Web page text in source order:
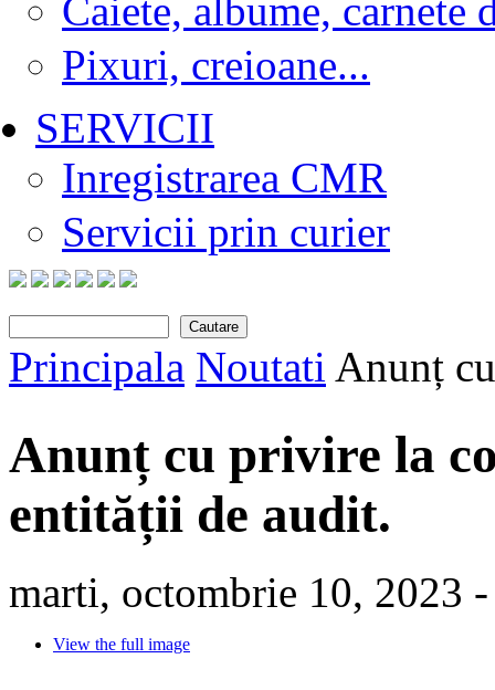
Caiete, albume, carnete
Pixuri, creioane...
SERVICII
Inregistrarea CMR
Servicii prin curier
You are here
Principala Noutati Anunț
Anunț cu privire la
entității de audit.
marti, octombrie 10, 2023
View the full image